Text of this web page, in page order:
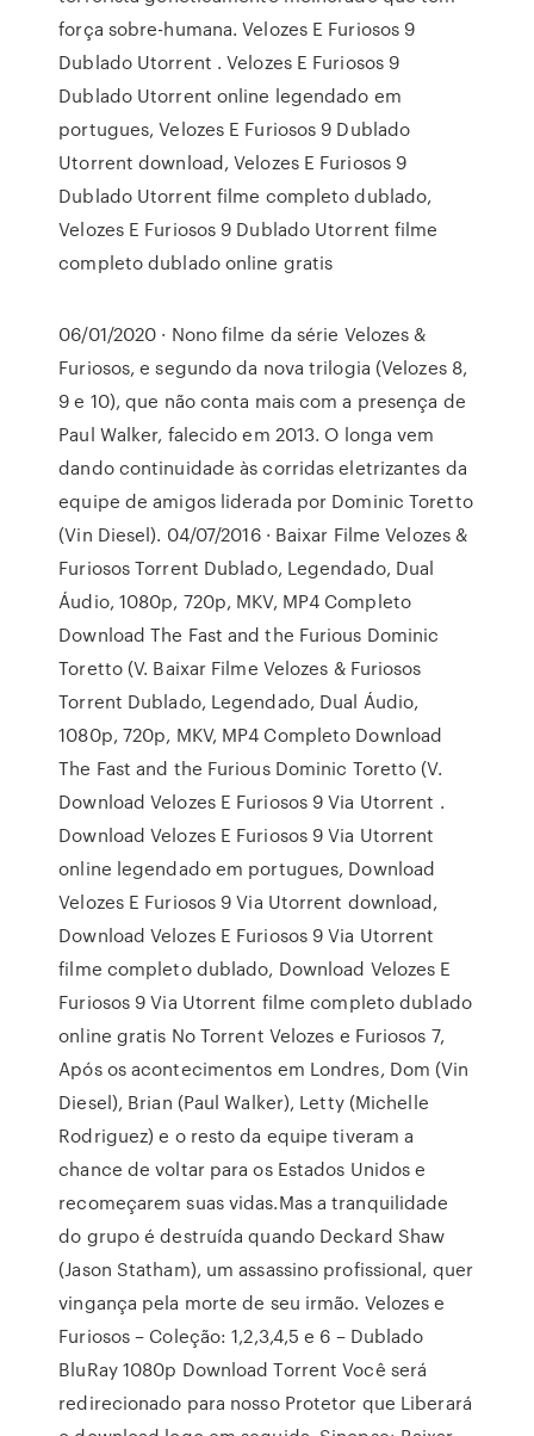
força sobre-humana. Velozes E Furiosos 9
Dublado Utorrent . Velozes E Furiosos 9
Dublado Utorrent online legendado em
portugues, Velozes E Furiosos 9 Dublado
Utorrent download, Velozes E Furiosos 9
Dublado Utorrent filme completo dublado,
Velozes E Furiosos 9 Dublado Utorrent filme
completo dublado online gratis
06/01/2020 · Nono filme da série Velozes &
Furiosos, e segundo da nova trilogia (Velozes 8,
9 e 10), que não conta mais com a presença de
Paul Walker, falecido em 2013. O longa vem
dando continuidade às corridas eletrizantes da
equipe de amigos liderada por Dominic Toretto
(Vin Diesel). 04/07/2016 · Baixar Filme Velozes &
Furiosos Torrent Dublado, Legendado, Dual
Áudio, 1080p, 720p, MKV, MP4 Completo
Download The Fast and the Furious Dominic
Toretto (V. Baixar Filme Velozes & Furiosos
Torrent Dublado, Legendado, Dual Áudio,
1080p, 720p, MKV, MP4 Completo Download
The Fast and the Furious Dominic Toretto (V.
Download Velozes E Furiosos 9 Via Utorrent .
Download Velozes E Furiosos 9 Via Utorrent
online legendado em portugues, Download
Velozes E Furiosos 9 Via Utorrent download,
Download Velozes E Furiosos 9 Via Utorrent
filme completo dublado, Download Velozes E
Furiosos 9 Via Utorrent filme completo dublado
online gratis No Torrent Velozes e Furiosos 7,
Após os acontecimentos em Londres, Dom (Vin
Diesel), Brian (Paul Walker), Letty (Michelle
Rodriguez) e o resto da equipe tiveram a
chance de voltar para os Estados Unidos e
recomeçarem suas vidas.Mas a tranquilidade
do grupo é destruída quando Deckard Shaw
(Jason Statham), um assassino profissional, quer
vingança pela morte de seu irmão. Velozes e
Furiosos – Coleção: 1,2,3,4,5 e 6 – Dublado
BluRay 1080p Download Torrent Você será
redirecionado para nosso Protetor que Liberará